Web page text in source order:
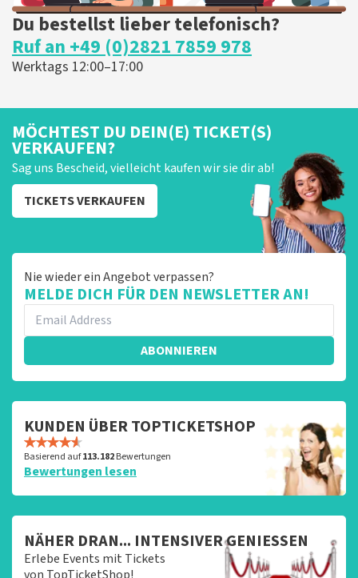
Du bestellst lieber telefonisch?
Ruf an +49 (0)2821 7859 978
Werktags 12:00–17:00
MÖCHTEST DU DEIN(E) TICKET(S)
VERKAUFEN?
Sag uns Bescheid, vielleicht kaufen wir sie dir ab!
TICKETS VERKAUFEN
Nie wieder ein Angebot verpassen?
MELDE DICH FÜR DEN NEWSLETTER AN!
ABONNIEREN
KUNDEN ÜBER TOPTICKETSHOP
Basierend auf113.182Bewertungen
Bewertungen lesen
NÄHER DRAN... INTENSIVER GENIESSEN
Erlebe Events mit Tickets